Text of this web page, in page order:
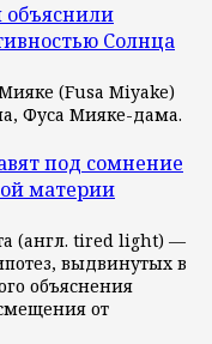
Солнца
(Fusa Miyake)
Фуса Мияке-дама.
под сомнение
материи
(англ. tired light) —
выдвинутых в
объяснения
от